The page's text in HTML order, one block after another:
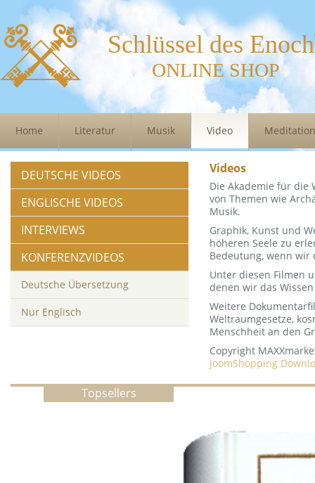
Schlüssel des Enoch
ONLINE SHOP
Home Literatur Musik Video Meditation
DEUTSCHE VIDEOS
ENGLISCHE VIDEOS
INTERVIEWS
KONFERENZVIDEOS
Deutsche Übersetzung
Nur Englisch
Videos
Die Akademie für die
von Themen wie
Musik.
Graphik, Kunst und
höheren Seele zu
Bedeutung, wenn wir
Unter diesen Filmen
denen wir das
Weitere
Weltraumgesetze,
Menschheit an den
Copyright
JoomShopping
Topsellers